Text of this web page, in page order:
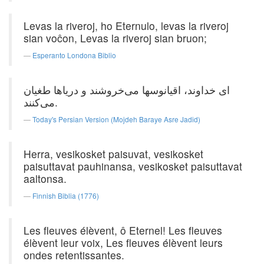
Levas la riveroj, ho Eternulo, levas la riveroj
sian voĉon, Levas la riveroj sian bruon;
Esperanto Londona Biblio
ای خداوند، اقیانوسها می‌خروشند و دریاها طغیان
می‌کنند.
Today's Persian Version (Mojdeh Baraye Asre Jadid)
Herra, vesikosket paisuvat, vesikosket
paisuttavat pauhinansa, vesikosket paisuttavat
aaltonsa.
Finnish Biblia (1776)
Les fleuves élèvent, ô Eternel! Les fleuves
élèvent leur voix, Les fleuves élèvent leurs
ondes retentissantes.